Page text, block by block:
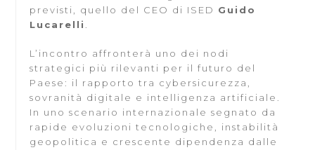
previsti, quello del CEO di ISED Guido
Lucarelli .
L’incontro affronterà uno dei nodi
strategici più rilevanti per il futuro del
Paese: il rapporto tra cybersicurezza,
sovranità digitale e intelligenza artificiale.
In uno scenario internazionale segnato da
rapide evoluzioni tecnologiche, instabilità
geopolitica e crescente dipendenza dalle